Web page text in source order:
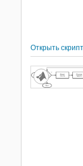
Открыть скрипт